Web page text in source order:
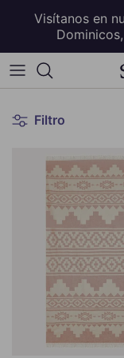
Ir al contenido
Visítanos en
Filtro